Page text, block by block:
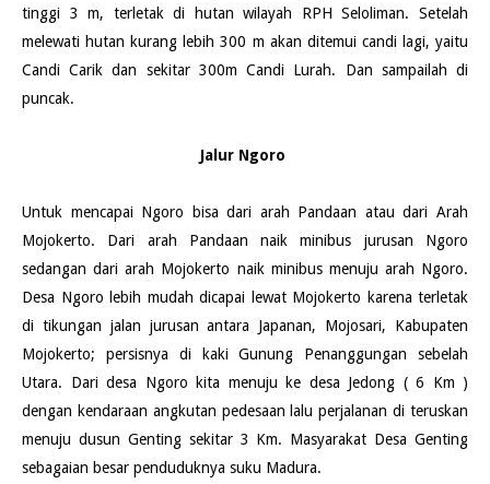
tinggi 3 m, terletak di hutan wilayah RPH Seloliman. Setelah
melewati hutan kurang lebih 300 m akan ditemui candi lagi, yaitu
Candi Carik dan sekitar 300m Candi Lurah. Dan sampailah di
puncak.
Jalur Ngoro
Untuk mencapai Ngoro bisa dari arah Pandaan atau dari Arah
Mojokerto. Dari arah Pandaan naik minibus jurusan Ngoro
sedangan dari arah Mojokerto naik minibus menuju arah Ngoro.
Desa Ngoro lebih mudah dicapai lewat Mojokerto karena terletak
di tikungan jalan jurusan antara Japanan, Mojosari, Kabupaten
Mojokerto; persisnya di kaki Gunung Penanggungan sebelah
Utara. Dari desa Ngoro kita menuju ke desa Jedong ( 6 Km )
dengan kendaraan angkutan pedesaan lalu perjalanan di teruskan
menuju dusun Genting sekitar 3 Km. Masyarakat Desa Genting
sebagaian besar penduduknya suku Madura.